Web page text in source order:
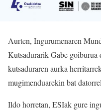
Aurten, Ingurumenaren
Kutsadurarik Gabe goiburua
kutsaduraren aurka
mugimenduarekin bat
Ildo horretan, ESIak gure